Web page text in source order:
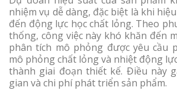
nhiệm vụ dễ dàng, đặc biệt là khi
đến động lực học chất lỏng. Theo
thống, công việc này khó khăn đến
phân tích mô phỏng được yêu cầu
mô phỏng chất lỏng và nhiệt động
thành giai đoạn thiết kế. Điều này
gian và chi phí phát triển sản phẩm.